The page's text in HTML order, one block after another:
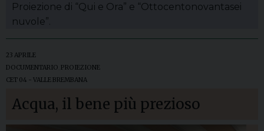
Proiezione di “Qui e Ora” e “Ottocentonovantasei
nuvole”.
23 APRILE
DOCUMENTARIO PROIEZIONE
CET 04 - VALLE BREMBANA
Acqua, il bene più prezioso